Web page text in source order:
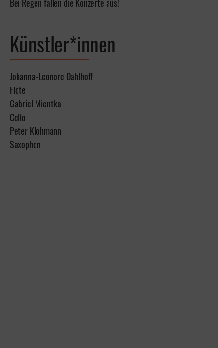
Bei Regen fallen die Konzerte aus!
Künstler*innen
Johanna-Leonore Dahlhoff
Flöte
Gabriel Mientka
Cello
Peter Klohmann
Saxophon